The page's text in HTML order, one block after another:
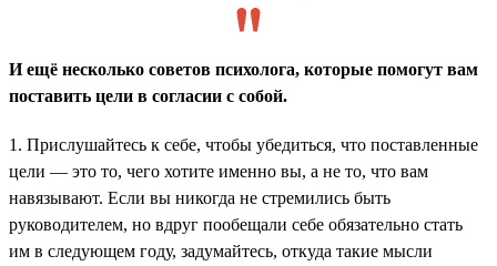
И ещё несколько советов психолога, которые помогут вам
поставить цели в согласии с собой.
1. Прислушайтесь к себе, чтобы убедиться, что поставленные
цели — это то, чего хотите именно вы, а не то, что вам
навязывают. Если вы никогда не стремились быть
руководителем, но вдруг пообещали себе обязательно стать
им в следующем году, задумайтесь, откуда такие мысли